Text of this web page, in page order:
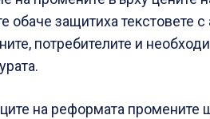
обаче защитиха текстовете
потребителите и
на реформата промените